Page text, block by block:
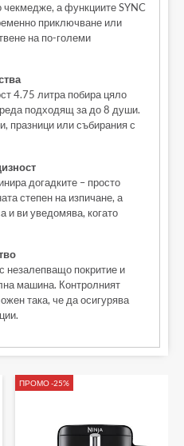
чекмедже, а функциите SYNC
приключване или
на по-големи
4.75 литра побира цяло
подходящ за до 8 души.
празници или събирания с
догадките – просто
степен на изпичане, а
и ви уведомява, когато
незалепващо покритие и
машина. Контролният
така, че да осигурява
ПРОМО -25%